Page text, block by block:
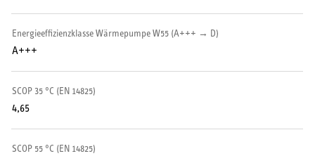
Elektroheizung
WARMWASSER
Energieeffizienzklasse Wärmepumpe W55 (A+++ → D)
A+++
SCOP 35 °C (EN 14825)
4,65
SCOP 55 °C (EN 14825)